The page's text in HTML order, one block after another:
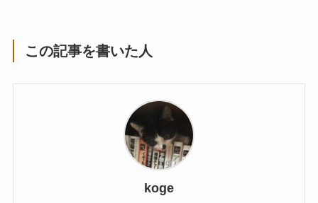
この記事を書いた人
koge